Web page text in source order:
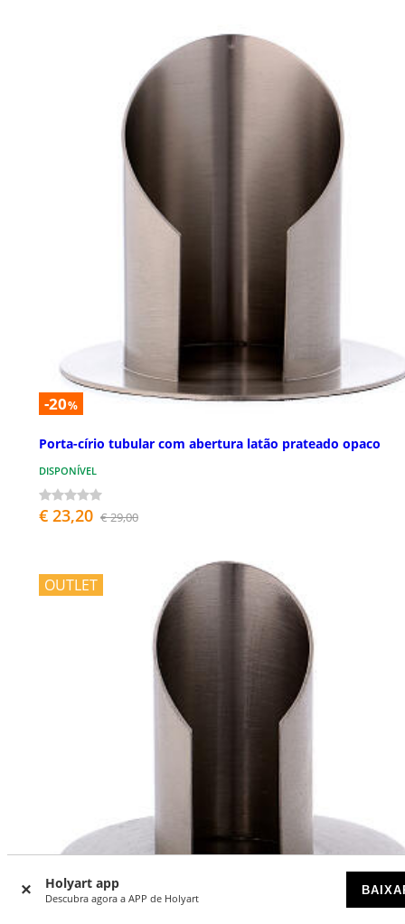
Holyart app
Descubra agora a APP de Holyart
-20%
Porta-círio tubular com abertura latão prateado opaco
DISPONÍVEL
€ 23,20 € 29,00
OUTLET